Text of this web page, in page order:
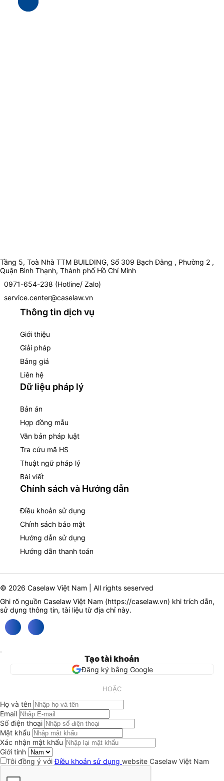
Tầng 5, Toà Nhà TTM BUILDING, Số 309 Bạch Đằng , Phường 2 ,
Quận Bình Thạnh, Thành phố Hồ Chí Minh
0971-654-238 (Hotline/ Zalo)
service.center@caselaw.vn
Thông tin dịch vụ
Giới thiệu
Giải pháp
Bảng giá
Liên hệ
Dữ liệu pháp lý
Bản án
Hợp đồng mẫu
Văn bản pháp luật
Tra cứu mã HS
Thuật ngữ pháp lý
Bài viết
Chính sách và Hướng dẫn
Điều khoản sử dụng
Chính sách bảo mật
Hướng dẫn sử dụng
Hướng dẫn thanh toán
© 2026 Caselaw Việt Nam | All rights seserved
Ghi rõ nguồn Caselaw Việt Nam (https://caselaw.vn) khi trích dẫn,
sử dụng thông tin, tài liệu từ địa chỉ này.
Tạo tài khoản
Đăng ký bằng Google
HOẶC
Họ và tên
Email
Số điện thoại
Mật khẩu
Xác nhận mật khẩu
Giới tính
Tôi đồng ý vớiĐiều khoản sử dụng website Caselaw Việt Nam